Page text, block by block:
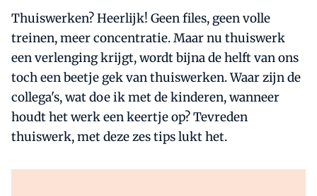
Thuiswerken? Heerlijk! Geen files, geen volle
treinen, meer concentratie. Maar nu thuiswerk
een verlenging krijgt, wordt bijna de helft van ons
toch een beetje gek van thuiswerken. Waar zijn de
collega's, wat doe ik met de kinderen, wanneer
houdt het werk een keertje op? Tevreden
thuiswerk, met deze zes tips lukt het.